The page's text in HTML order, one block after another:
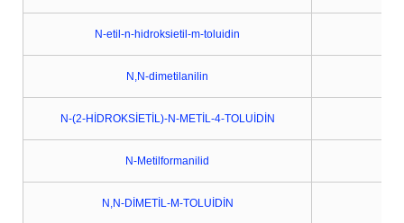
N-etil-n-hidroksietil-m-toluidin
N,N-dimetilanilin
N-(2-HİDROKSİETİL)-N-METİL-4-TOLUİDİN
N-Metilformanilid
N,N-DİMETİL-M-TOLUİDİN